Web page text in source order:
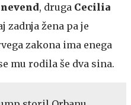
, druga Cecilia
zadnja žena pa je
zakona ima enega
mu rodila še dva sina.